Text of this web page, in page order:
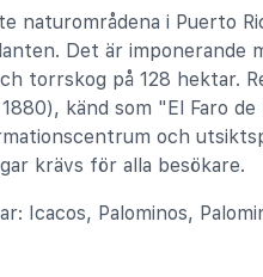
naturområdena i Puerto
Det är imponerande
torrskog på 128 hektar.
känd som "El Faro de
och
krävs för alla besökare.
Icacos, Palominos,